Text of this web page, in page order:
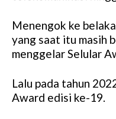
Menengok ke
yang saat itu masih
menggelar Selular
Lalu pada tahun
Award edisi ke-19.